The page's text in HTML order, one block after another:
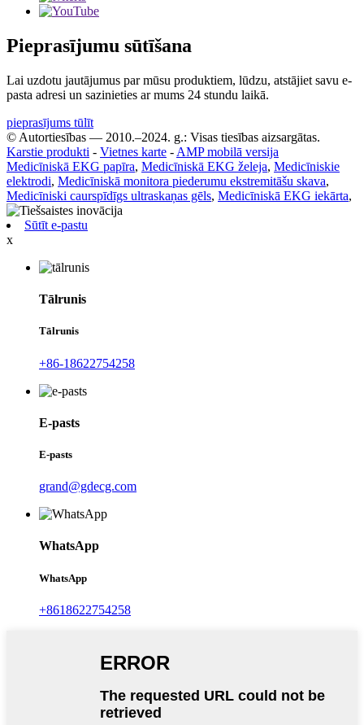
Pieprasījumu sūtīšana
Lai uzdotu jautājumus par mūsu produktiem, lūdzu, atstājiet savu e-
pasta adresi un sazinieties ar mums 24 stundu laikā.
pieprasījums tūlīt
© Autortiesības — 2010.–2024. g.: Visas tiesības aizsargātas.
Karstie produkti - Vietnes karte - AMP mobilā versija
Medicīniskā EKG papīra, Medicīniskā EKG želeja, Medicīniskie
elektrodi, Medicīniskā monitora piederumu ekstremitāšu skava,
Medicīniski caurspīdīgs ultraskaņas gēls, Medicīniskā EKG iekārta,
Sūtīt e-pastu
x
Tālrunis
Tālrunis
+86-18622754258
E-pasts
E-pasts
grand@gdecg.com
WhatsApp
WhatsApp
+8618622754258